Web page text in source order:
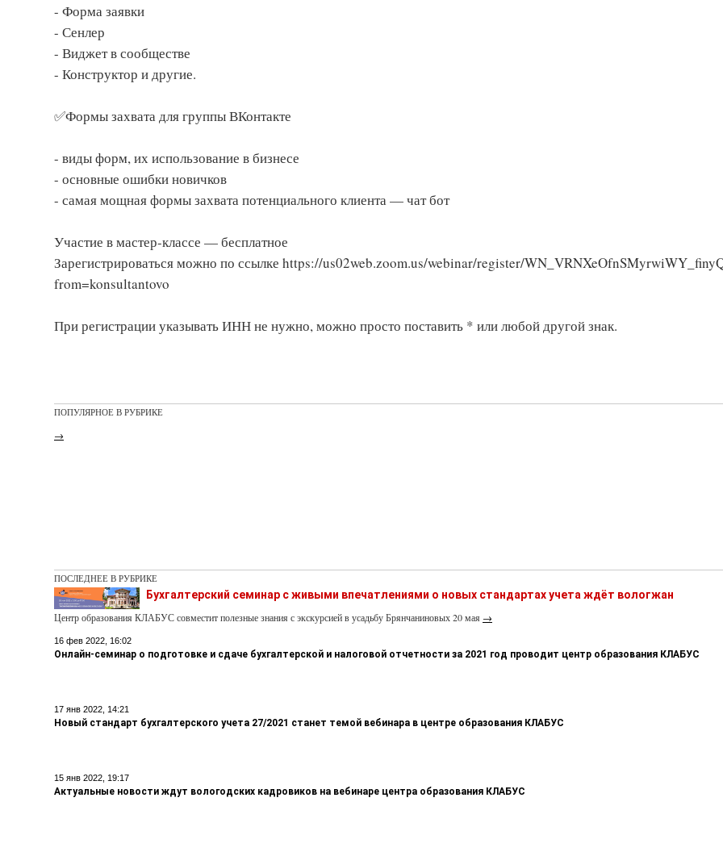
- Форма заявки
- Сенлер
- Виджет в сообществе
- Конструктор и другие.
✅Формы захвата для группы ВКонтакте
- виды форм, их использование в бизнесе
- основные ошибки новичков
- самая мощная формы захвата потенциального клиента — чат бот
Участие в мастер-классе — бесплатное
Зарегистрироваться можно по ссылке https://us02web.zoom.us/webinar/register/
from=konsultantovo
При регистрации указывать ИНН не нужно, можно просто поставить * или любой другой знак.
ПОПУЛЯРНОЕ В РУБРИКЕ
→
ПОСЛЕДНЕЕ В РУБРИКЕ
Бухгалтерский семинар с живыми впечатлениями о новых стандартах учета ждёт вологжан
Центр образования КЛАБУС совместит полезные знания с экскурсией в усадьбу Брянчаниновых 20 мая →
16 фев 2022, 16:02
Онлайн-семинар о подготовке и сдаче бухгалтерской и налоговой отчетности за 2021 год проводит центр образования КЛАБУС
17 янв 2022, 14:21
Новый стандарт бухгалтерского учета 27/2021 станет темой вебинара в центре образования КЛАБУС
15 янв 2022, 19:17
Актуальные новости ждут вологодских кадровиков на вебинаре центра образования КЛАБУС